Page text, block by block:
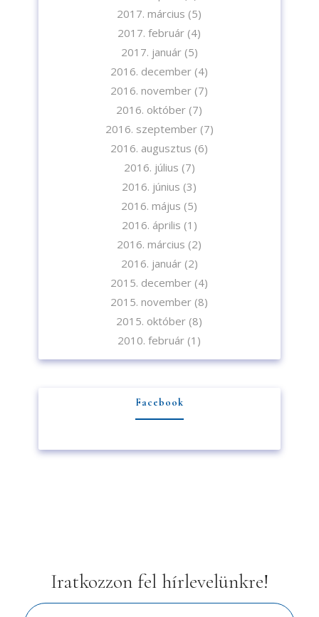
2017. március (5)
2017. február (4)
2017. január(5)
2016. december (4)
2016. november (7)
2016. október (7)
2016. szeptember(7)
2016. augusztus (6)
2016. július (7)
2016. június (3)
2016. május (5)
2016. április (1)
2016. március (2)
2016. január(2)
2015. december (4)
2015. november (8)
2015. október (8)
2010. február (1)
Facebook
Iratkozzon fel hírlevelünkre!